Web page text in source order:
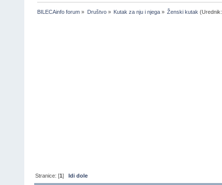
BILECAinfo forum » Društvo» Kutak za nju i njega» Ženski kutak
Stranice: [1]Idi dole